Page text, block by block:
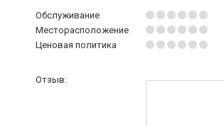
Обслуживание
Месторасположение
Ценовая политика
Отзыв: